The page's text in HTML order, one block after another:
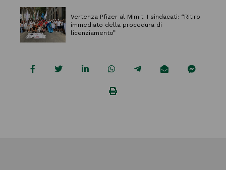
Vertenza Pfizer al Mimit. I sindacati: “Ritiro
immediato della procedura di
licenziamento”